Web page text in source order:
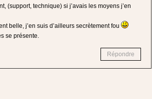
(support, technique) si j’avais les moyens j’en
belle, j’en suis d’ailleurs secrètement fou
se présente.
Répondre